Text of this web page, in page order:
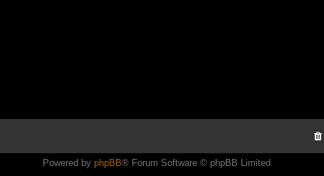
Powered by phpBB® Forum Software © phpBB Limited